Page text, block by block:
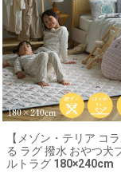
【メゾン・テリア コ
る ラグ 撥水 おやつ犬
ルトラグ 180×240cm